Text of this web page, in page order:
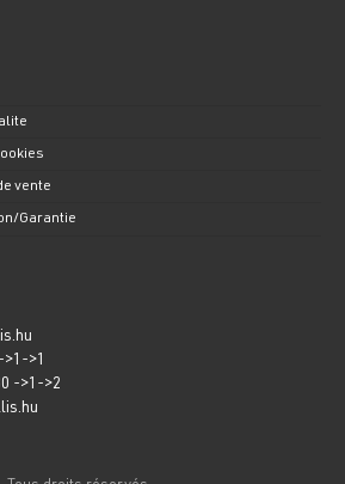
vente
Garantie
>1
->1->2